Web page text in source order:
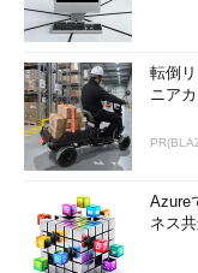
転倒
ニア
Azure
ネス共